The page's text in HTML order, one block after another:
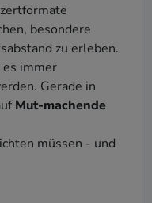
besondere
zu erleben.
es immer
Gerade in
Mut-machende
müssen - und